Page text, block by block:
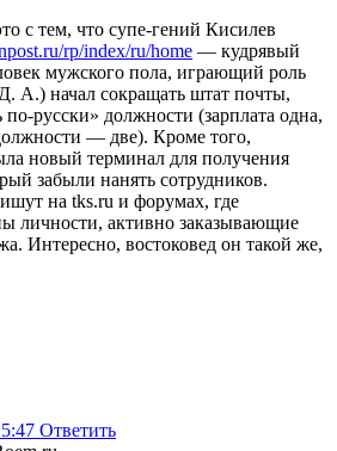
с тем, что супе-гений Кисилев
rp/index/ru/home — кудрявый
мужского пола, играющий роль
А.) начал сокращать штат почты,
по-русски» должности (зарплата одна,
— две). Кроме того,
новый терминал для получения
забыли нанять сотрудников.
на tks.ru и форумах, где
личности, активно заказывающие
Интересно, востоковед он такой же,
Ответить